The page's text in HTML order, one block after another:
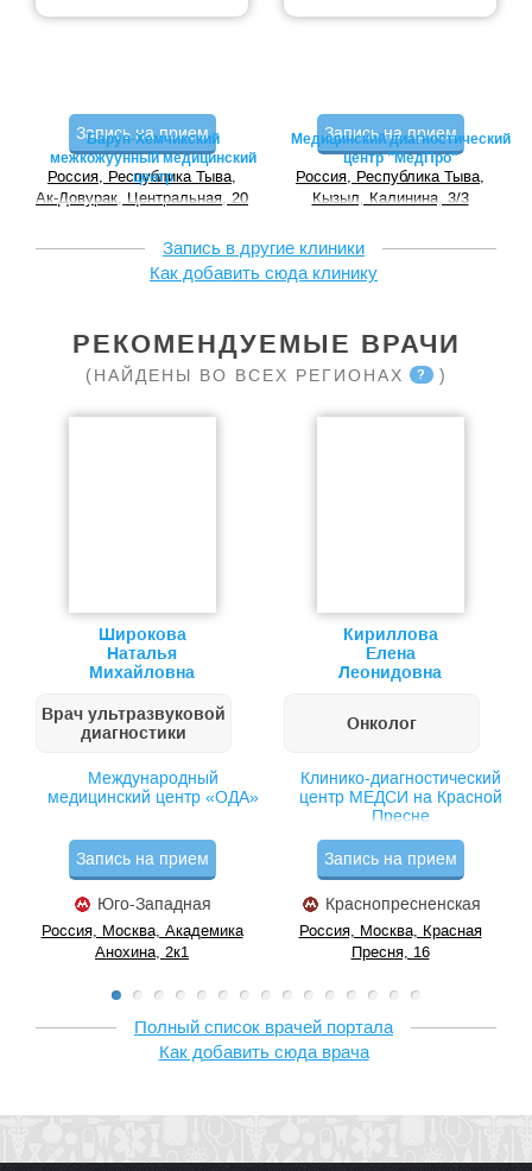
Барун-Хемчикский
межкожуунный медицинский
центр
Запись на прием
Россия, Республика Тыва,
Ак-Довурак, Центральная, 20
Медицинский диагностический
центр "МедПро"
Запись на прием
Россия, Республика Тыва,
Кызыл, Калинина, 3/3
Запись в другие клиники
Как добавить сюда клинику
РЕКОМЕНДУЕМЫЕ ВРАЧИ
(НАЙДЕНЫ ВО ВСЕХ РЕГИОНАХ ? )
Широкова
Наталья
Михайловна
Врач ультразвуковой
диагностики
Международный
медицинский центр «ОДА»
Запись на прием
Юго-Западная
Россия, Москва, Академика
Анохина, 2к1
Кириллова
Елена
Леонидовна
Онколог
Клинико-диагностический
центр МЕДСИ на Красной
Пресне
Запись на прием
Краснопресненская
Россия, Москва, Красная
Пресня, 16
Полный список врачей портала
Как добавить сюда врача